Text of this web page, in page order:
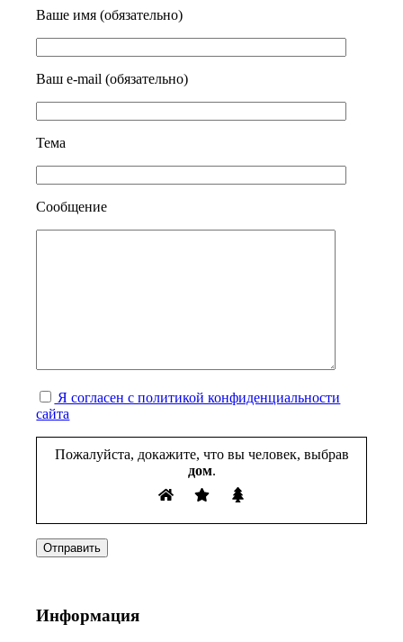
Ваше имя (обязательно)
Ваш e-mail (обязательно)
Тема
Сообщение
Я согласен с политикой конфиденциальности
сайта
Пожалуйста, докажите, что вы человек, выбрав
дом.
Информация